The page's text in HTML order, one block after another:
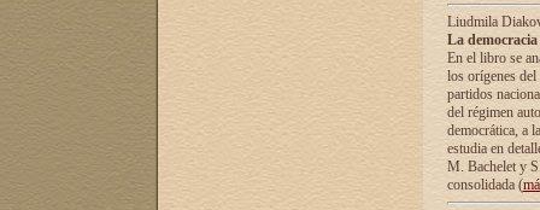
Liudmila
La
En el libro se
los orígenes
partidos
del régimen
democrática, а
estudia en
М. Bachelet у
consolidada (